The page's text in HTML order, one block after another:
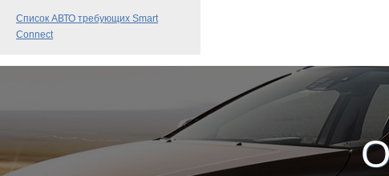
Список АВТО требующих Smart
Connect